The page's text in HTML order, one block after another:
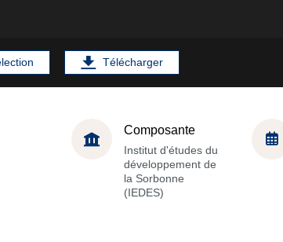
Télécharger
Composante
Institut d'études du
développement de
la Sorbonne
(IEDES)